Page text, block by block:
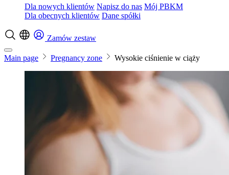
Dla nowych klientów Napisz do nas Mój PBKM
Dla obecnych klientów Dane spółki
Zamów zestaw
Main page Pregnancy zone Wysokie ciśnienie w ciąży